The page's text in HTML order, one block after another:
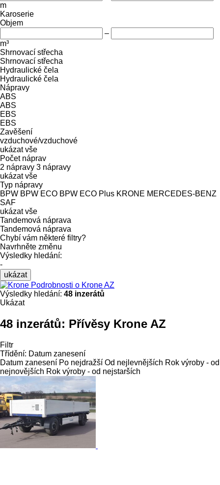
m
Karoserie
Objem
–
m³
Shrnovací střecha
Shrnovací střecha
Hydraulické čela
Hydraulické čela
Nápravy
ABS
ABS
EBS
EBS
Zavěšení
vzduchové/vzduchové
ukázat vše
Počet náprav
2 nápravy 3 nápravy
ukázat vše
Typ nápravy
BPW BPW ECO BPW ECO Plus KRONE MERCEDES-BENZ
SAF
ukázat vše
Tandemová náprava
Tandemová náprava
Chybí vám některé filtry?
Navrhněte změnu
Výsledky hledání:
-
ukázat
Podrobnosti o Krone AZ
Výsledky hledání: 48 inzerátů
Ukázat
48 inzerátů: Přívěsy Krone AZ
Filtr
Třídění: Datum zanesení
Datum zanesení Po nejdražší Od nejlevnějších Rok výroby - od
nejnovějších Rok výroby - od nejstarších